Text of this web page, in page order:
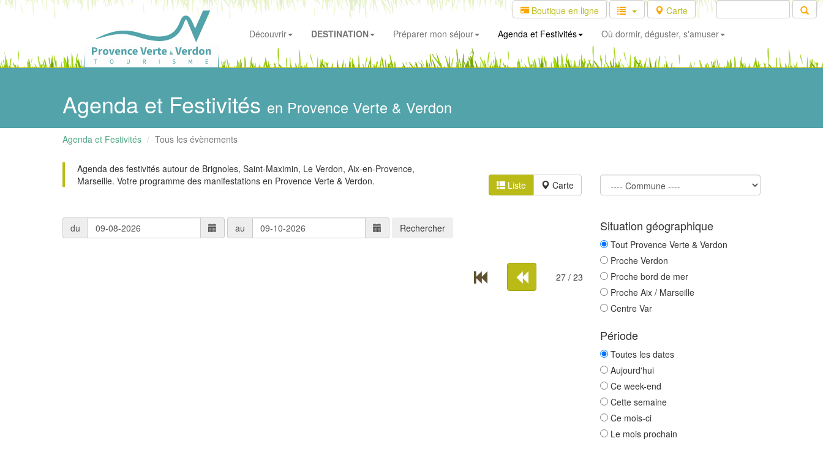
Boutique en ligne
Carte
Découvrir
DESTINATION Préparer mon séjour Agenda et Festivités Où dormir, déguster, s'amuser
Agenda et Festivités en Provence Verte & Verdon
Agenda et Festivités Tous les évènements
Agenda des festivités autour de Brignoles, Saint-Maximin, Le Verdon, Aix-en-Provence,
Marseille. Votre programme des manifestations en Provence Verte & Verdon.
Liste Carte
du au Rechercher
27 / 23
Situation géographique
Tout Provence Verte & Verdon
Proche Verdon
Proche bord de mer
Proche Aix / Marseille
Centre Var
Période
Toutes les dates
Aujourd'hui
Ce week-end
Cette semaine
Ce mois-ci
Le mois prochain